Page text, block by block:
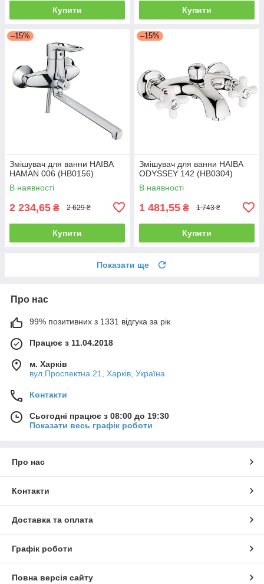
Купити Купити
–15%
Змішувач для ванни HAIBA
HAMAN 006 (HB0156)
В наявності
2 234,65 ₴ 2 629 ₴
Купити
–15%
Змішувач для ванни HAIBA
ODYSSEY 142 (HB0304)
В наявності
1 481,55 ₴ 1 743 ₴
Купити
Показати ще
Про нас
99% позитивних з 1331 відгука за рік
Працює з 11.04.2018
м. Харків
вул.Проспектна 21, Харків, Україна
Контакти
Сьогодні працює з 08:00 до 19:30
Показати весь графік роботи
Про нас
Контакти
Доставка та оплата
Графік роботи
Повна версія сайту